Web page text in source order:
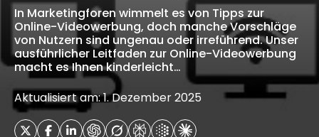
In Marketingforen wimmelt es von Tipps zur
Online-Videowerbung, doch manche Vorschläge
von Nutzern sind ungenau oder irreführend. Unser
ausführlicher Leitfaden zur Online-Videowerbung
macht es Ihnen kinderleicht…
Aktualisiert am: 1. Dezember 2025